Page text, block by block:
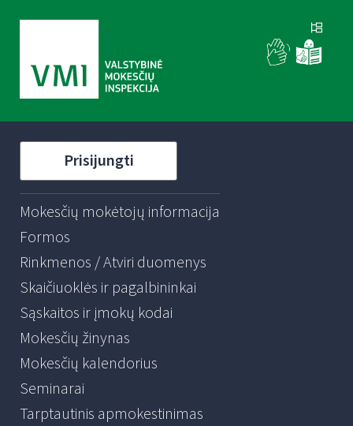
Prisijungti
Mokesčių mokėtojų informacija
Formos
Rinkmenos / Atviri duomenys
Skaičiuoklės ir pagalbininkai
Sąskaitos ir įmokų kodai
Mokesčių žinynas
Mokesčių kalendorius
Seminarai
Tarptautinis apmokestinimas